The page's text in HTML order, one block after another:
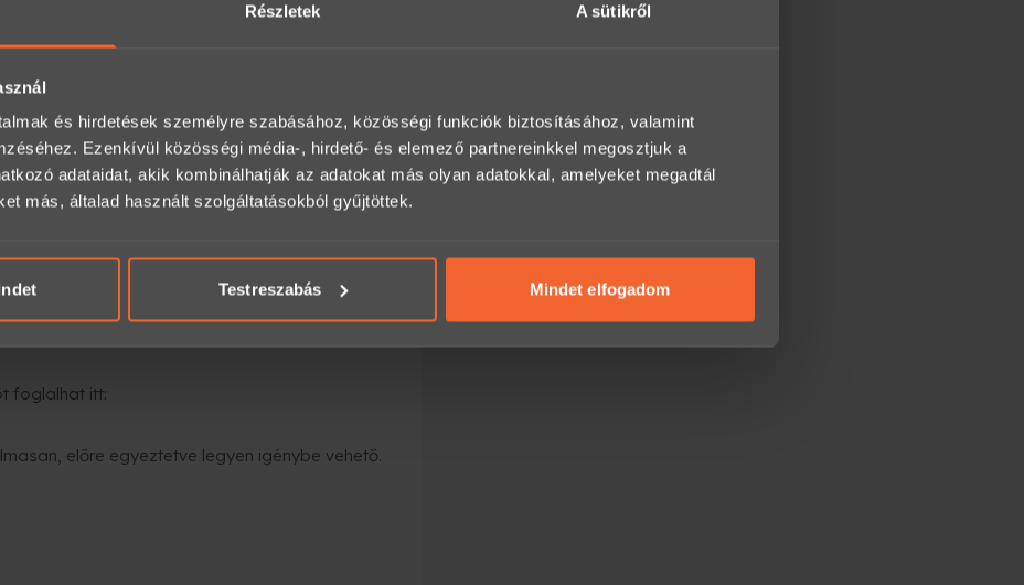
Részletek A sütikről
és hirdetések személyre szabásához, közösségi funkciók biztosításához, valamint
Ezenkívül közösségi média-, hirdető- és elemező partnereinkkel megosztjuk a
adataidat, akik kombinálhatják az adatokat más olyan adatokkal, amelyeket megadtál
más, általad használt szolgáltatásokból gyűjtöttek.
Testreszabás Mindet elfogadom
díszdoboz, boríték, személyes átadás
futárral kiszállítják, vagy átveheted
a megadott e-mail címre, és azonnal
foglalhat itt:
előre egyeztetve legyen igénybe vehető.